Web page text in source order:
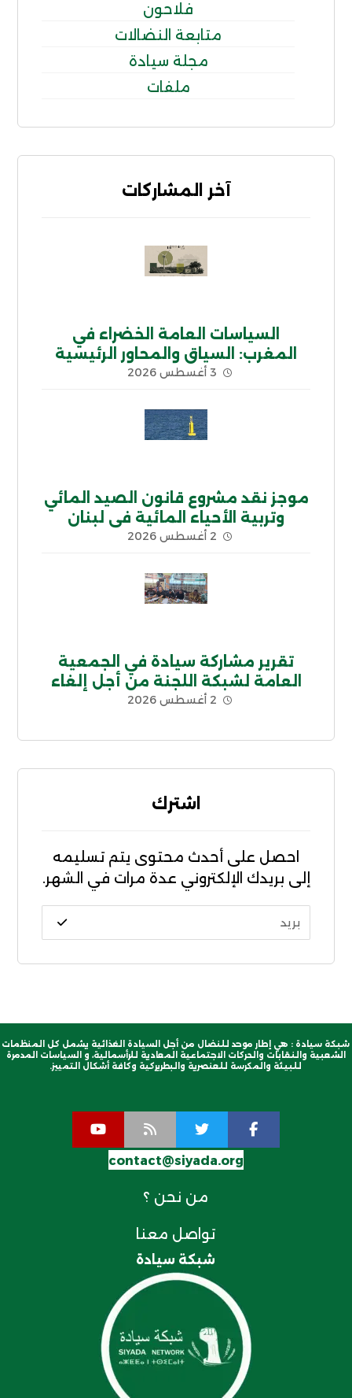
فلاحون
متابعة النضالات
مجلة سيادة
ملفات
آخر المشاركات
السياسات العامة الخضراء في
المغرب: السياق والمحاور الرئيسية
3 أغسطس 2026
موجز نقد مشروع قانون الصيد المائي
وتربية الأحياء المائية في لبنان
2 أغسطس 2026
تقرير مشاركة سيادة في الجمعية
العامة لشبكة اللجنة من أجل إلغاء
الديون غير الشرعية CADTM بإفريقيا
2 أغسطس 2026
اشترك
احصل على أحدث محتوى يتم تسليمه
إلى بريدك الإلكتروني عدة مرات في الشهر.
شبكة سيادة : هي إطار موحد للنضال من أجل السيادة الغذائية يشمل كل المنظمات
الشعبية والنقابات والحركات الاجتماعية المعادية للرأسمالية، و السياسات المدمرة
للبيئة والمكرسة للعنصرية والبطريركية وكافة أشكال التمييز.
contact@siyada.org
من نحن ؟
تواصل معنا
شبكة سيادة